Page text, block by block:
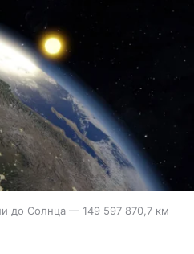
до Солнца — 149 597 870,7 км